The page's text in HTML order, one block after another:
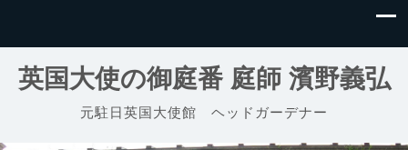
英国大使の御庭番 庭師 濱野義弘
元駐日英国大使館 ヘッドガーデナー